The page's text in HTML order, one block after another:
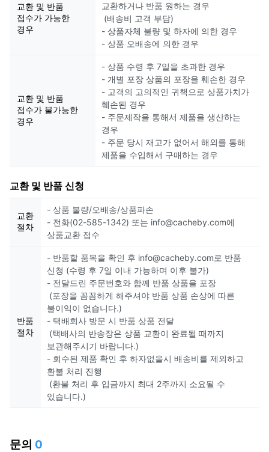
교환 및 반품
접수가 가능한
경우
교환하거나 반품 원하는 경우
(배송비 고객 부담)
- 상품자체 불량 및 하자에 의한 경우
- 상품 오배송에 의한 경우
교환 및 반품
접수가 불가능한
경우
- 상품 수령 후 7일을 초과한 경우
- 개별 포장 상품의 포장을 훼손한 경우
- 고객의 고의적인 귀책으로 상품가치가
훼손된 경우
- 주문제작을 통해서 제품을 생산하는
경우
- 주문 당시 재고가 없어서 해외를 통해
제품을 수입해서 구매하는 경우
교환 및 반품 신청
교환
절차
- 상품 불량/오배송/상품파손
- 전화(02-585-1342) 또는 info@cacheby.com에
상품교환 접수
반품
절차
- 반품할 품목을 확인 후 info@cacheby.com로 반품
신청 (수령 후 7일 이내 가능하며 이후 불가)
- 전달드린 주문번호와 함께 반품 상품을 포장
(포장을 꼼꼼하게 해주셔야 반품 상품 손상에 따른
불이익이 없습니다.)
- 택배회사 방문 시 반품 상품 전달
(택배사의 반송장은 상품 교환이 완료될 때까지
보관해주시기 바랍니다.)
- 회수된 제품 확인 후 하자없을시 배송비를 제외하고
환불 처리 진행
(환불 처리 후 입금까지 최대 2주까지 소요될 수
있습니다.)
문의 0